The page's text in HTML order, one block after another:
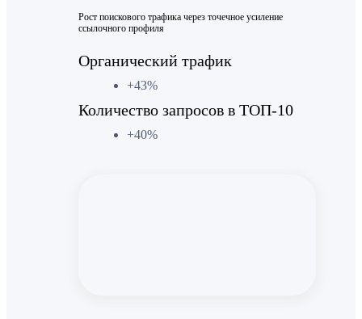
Рост поискового трафика через точечное усиление
ссылочного профиля
Органический трафик
+43%
Количество запросов в ТОП-10
+40%